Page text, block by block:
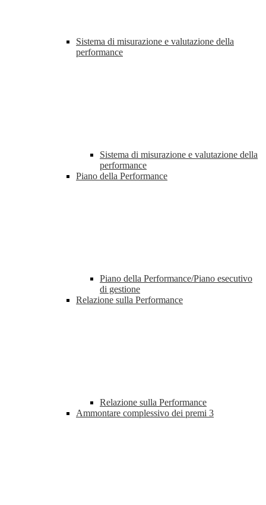
Sistema di misurazione e valutazione della
performance
Sistema di misurazione e valutazione della
performance
Piano della Performance
Piano della Performance/Piano esecutivo
di gestione
Relazione sulla Performance
Relazione sulla Performance
Ammontare complessivo dei premi 3